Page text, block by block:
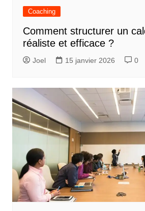
r
t
i
c
e
Coaching
Comment structurer un
réaliste et efficace ?
Joel 15 janvier 2026 0